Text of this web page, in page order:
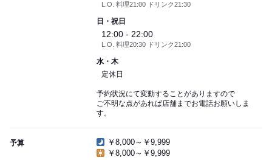
L.O. 料理21:00 ドリンク21:30
日・祝日
12:00 - 22:00
L.O. 料理20:30 ドリンク21:00
水・木
定休日
予約状況にて変動することがありますので
ご不明な点があれば店舗までお電話お願いしま
す。
予算
￥8,000～￥9,999
￥8,000～￥9,999